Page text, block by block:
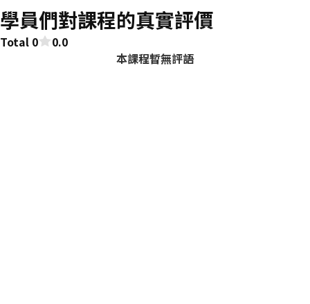
學員們對課程的真實評價
Total 0
0.0
本課程暫無評語